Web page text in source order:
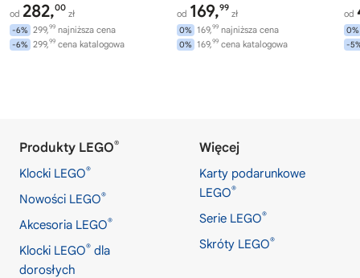
od 282,00
zł
-6% 299,99 najniższa cena
-6% 299,99 cena katalogowa
od 169,99
zł
0% 169,99 najniższa cena
0% 169,99 cena katalogowa
od
0%
-
Produkty LEGO®
Klocki LEGO®
Nowości LEGO®
Akcesoria LEGO®
Klocki LEGO® dla
dorosłych
Więcej
Karty podarunkowe
LEGO®
Serie LEGO®
Skróty LEGO®